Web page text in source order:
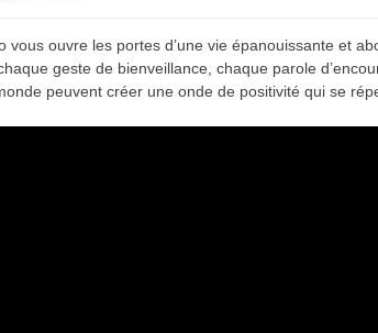
vous ouvre les portes d’une vie épanouissante et
geste de bienveillance, chaque parole
peuvent créer une onde de positivité qui se